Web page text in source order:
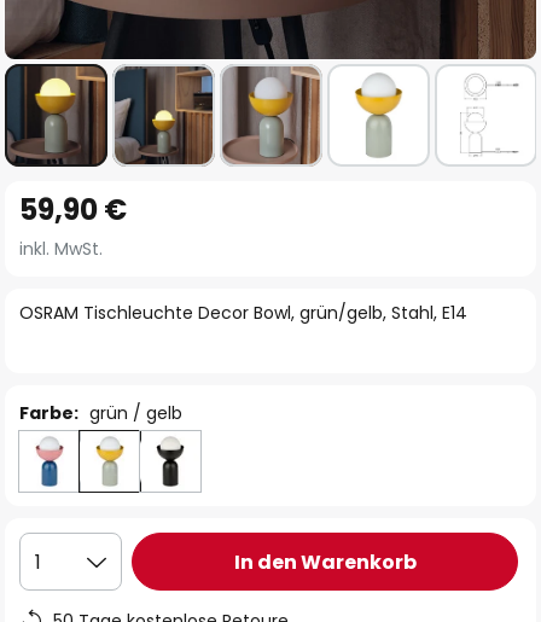
Anfang
der
springen
OSRAM Tischleuchte Decor Bowl, grün/gelb, Stahl, E14
59,90 €
inkl. MwSt.
Farbe: grün / gelb
1 In den Warenkorb